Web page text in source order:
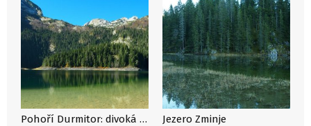
Pohoří Durmitor: divoká kráska Černé Hory Jezero Zminje